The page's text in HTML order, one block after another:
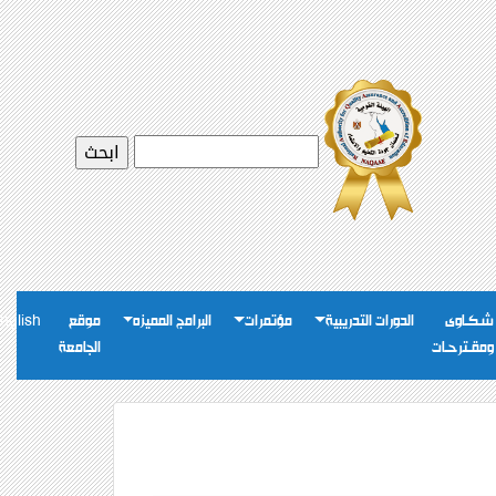
شـكـاوى
ومقـترحـات
الدورات التدريبية مؤتمرات البرامج المميزه
موقع
الجامعة